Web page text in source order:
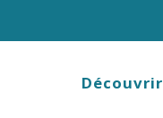
Découvrir